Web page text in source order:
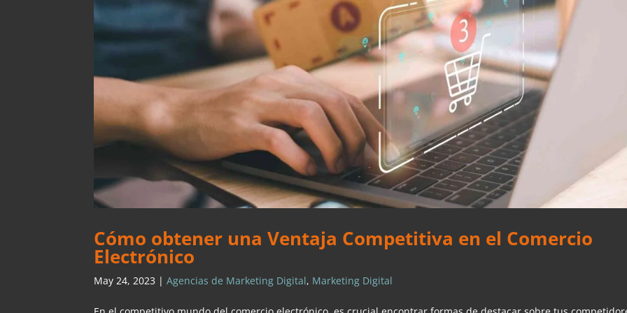
Cómo obtener una Ventaja Competitiva en el Comercio
Electrónico
May 24, 2023 |Agencias de Marketing Digital, Marketing Digital